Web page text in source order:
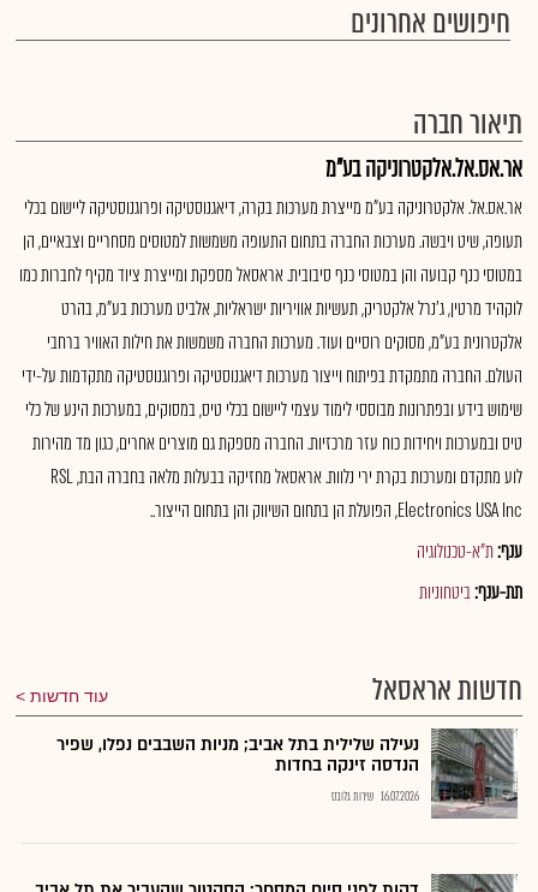
חיפושים אחרונים
תיאור חברה
אר.אס.אל.אלקטרוניקה בע"מ
אר.אס.אל. אלקטרוניקה בע"מ מייצרת מערכות בקרה, דיאגנוסטיקה ופרוגנוסטיקה ליישום בכלי
תעופה, שיט ויבשה. מערכות החברה בתחום התעופה משמשות למטוסים מסחריים וצבאיים, הן
במטוסי כנף קבועה והן במטוסי כנף סיבובית. אראסאל מספקת ומייצרת ציוד מקיף לחברות כמו
לוקהיד מרטין, ג'נרל אלקטריק, תעשיות אוויריות ישראליות, אלביט מערכות בע"מ, בהרט
אלקטרונית בע"מ, מסוקים רוסיים ועוד. מערכות החברה משמשות את חילות האוויר ברחבי
העולם. החברה מתמקדת בפיתוח וייצור מערכות דיאגנוסטיקה ופרוגנוסטיקה מתקדמות על-ידי
שימוש בידע ובפתרונות מבוססי לימוד עצמי ליישום בכלי טיס, במסוקים, במערכות הינע של כלי
טיס ובמערכות ויחידות כוח עזר מרכזיות. החברה מספקת גם מוצרים אחרים, כגון מד מהירות
לוע מתקדם ומערכות בקרת ירי נלוות. אראסאל מחזיקה בבעלות מלאה בחברה הבת, RSL
Electronics USA Inc, הפועלת הן בתחום השיווק והן בתחום הייצור..
ענף:ת"א-טכנולוגיה
תת-ענף:ביטחוניות
חדשות אראסאל עוד חדשות
נעילה שלילית בתל אביב; מניות השבבים נפלו, שפיר
הנדסה זינקה בחדות
16.07.2026 שירות גלובס